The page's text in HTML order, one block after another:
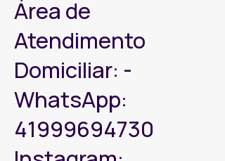
Área de
Atendimento
Domiciliar: -
WhatsApp:
41999694730